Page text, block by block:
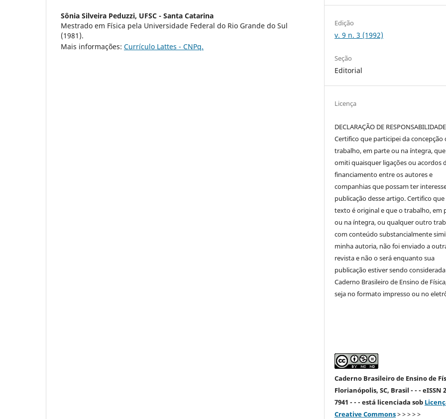
Sônia Silveira Peduzzi, UFSC - Santa Catarina
Mestrado em Física pela Universidade Federal do Rio Grande do Sul
(1981).
Mais informações: Currículo Lattes - CNPq.
Edição
v. 9 n. 3 (1992)
Seção
Editorial
Licença
DECLARAÇÃO DE RESPONSABILIDADE
Certifico que participei da concepção
trabalho, em parte ou na íntegra,
omiti quaisquer ligações ou acordos
financiamento entre os autores e
companhias que possam ter
publicação desse artigo. Certifico que
texto é original e que o trabalho, em
ou na íntegra, ou qualquer outro
com conteúdo substancialmente
minha autoria, não foi enviado a
revista e não o será enquanto sua
publicação estiver sendo
Caderno Brasileiro de Ensino de
seja no formato impresso ou no
Caderno Brasileiro de Ensino de
Florianópolis, SC, Brasil - - - eISSN
7941 - - - está licenciada sob
Creative Commons> > > > >